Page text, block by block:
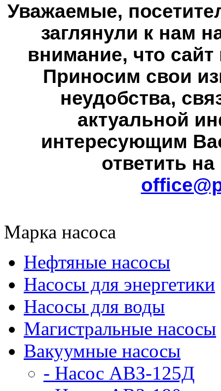
Уважаемые,
заглянули к нам
внимание, что сайт
Приносим свои
неудобства,
актуальной
интересующим
ответить
Марка насоса
Нефтяные насосы
Насосы для энергетики
Насосы для воды
Магистральные насосы
Вакуумные насосы
- Насос АВЗ-125Д